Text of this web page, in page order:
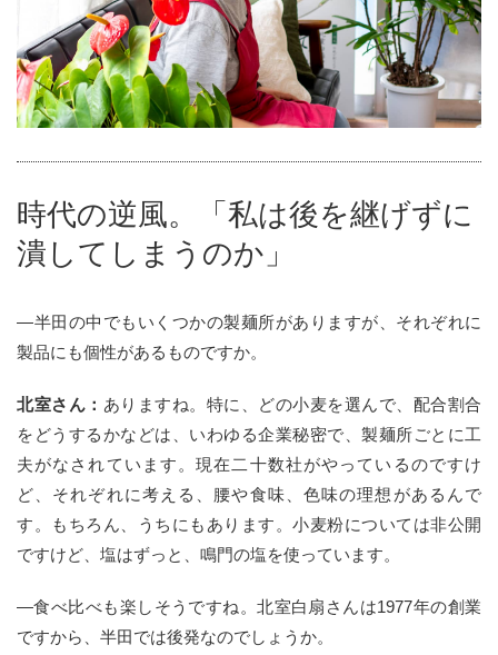
時代の逆風。
「私は後を継げずに
潰してしまうのか」
—半田の中でもいくつかの製麺所がありますが、それぞれに
製品にも個性があるものですか。
北室さん： ありますね。特に、どの小麦を選んで、配合割合
をどうするかなどは、いわゆる企業秘密で、製麺所ごとに工
夫がなされています。現在二十数社がやっているのですけ
ど、それぞれに考える、腰や食味、色味の理想があるんで
す。もちろん、うちにもあります。小麦粉については非公開
ですけど、塩はずっと、鳴門の塩を使っています。
—食べ比べも楽しそうですね。北室白扇さんは1977年の創業
ですから、半田では後発なのでしょうか。